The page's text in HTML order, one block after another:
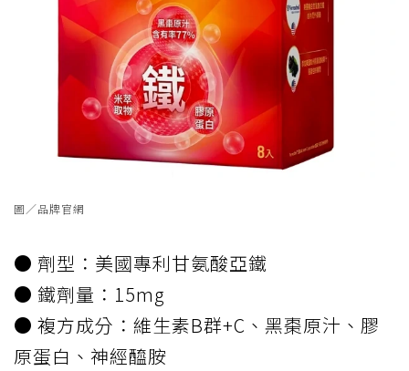
圖／品牌官網
● 劑型：美國專利甘氨酸亞鐵
● 鐵劑量：15mg
● 複方成分：維生素B群+C、黑棗原汁、膠
原蛋白、神經醯胺